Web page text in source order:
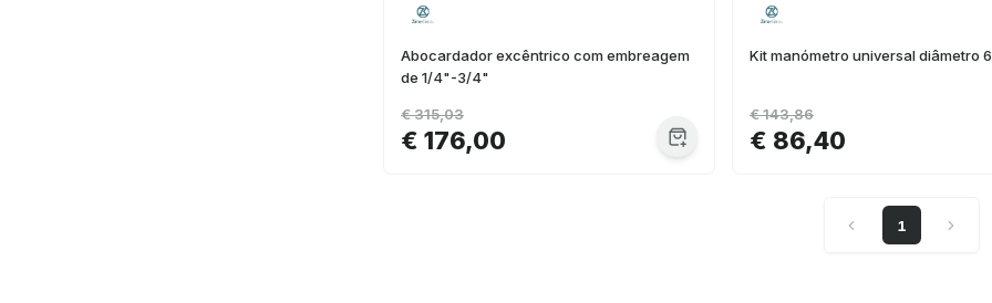
Abocardador excêntrico com embreagem
de 1/4"-3/4"
€ 176,00
€ 315,03
Kit manómetro universal diâmetro
€ 86,40
€ 143,86
1